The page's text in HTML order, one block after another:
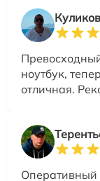
ноутбук,
отличная.
Оперативный